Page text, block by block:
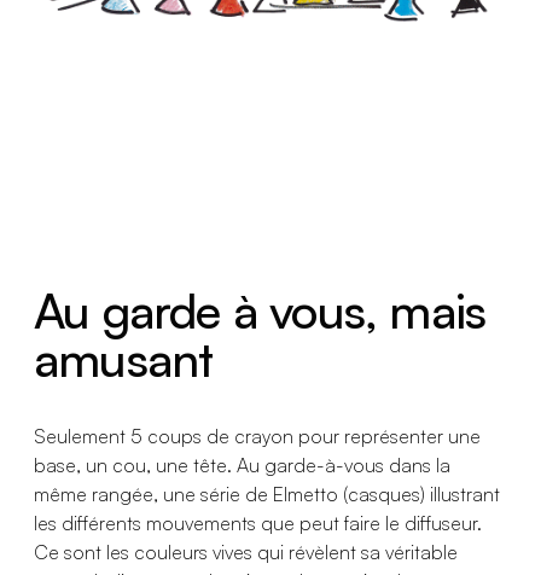
Au garde à vous, mais
amusant
Seulement 5 coups de crayon pour représenter une
base, un cou, une tête. Au garde-à-vous dans la
même rangée, une série de Elmetto (casques) illustrant
les différents mouvements que peut faire le diffuseur.
Ce sont les couleurs vives qui révèlent sa véritable